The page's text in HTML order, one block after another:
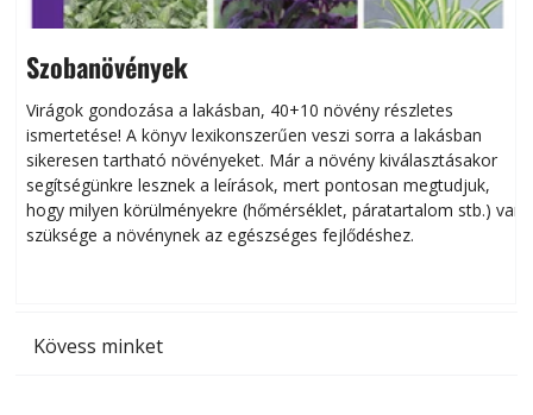
Szobanövények
Virágok gondozása a lakásban, 40+10 növény részletes
ismertetése! A könyv lexikonszerűen veszi sorra a lakásban
sikeresen tart­ha­tó növényeket. Már a növény kiválasztásakor
segítségünkre lesznek a leírások, mert pontosan megtudjuk,
hogy milyen körülményekre (hőmérséklet, páratartalom stb.) van
szüksége a növénynek az egészséges fejlődéshez.
Kövess minket